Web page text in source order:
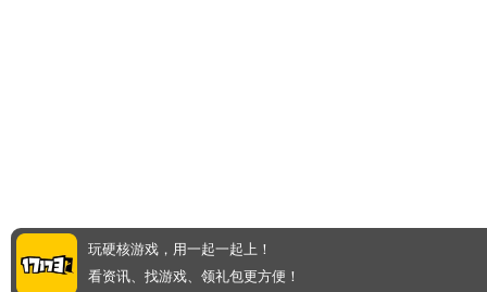
玩硬核游戏，用一起一起上！
看资讯、找游戏、领礼包更方便！